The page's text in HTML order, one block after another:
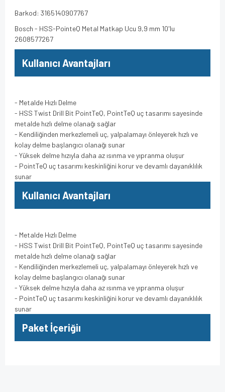
Barkod: 3165140907767
Bosch - HSS-PointeQ Metal Matkap Ucu 9,9 mm 10'lu
2608577267
Kullanıcı Avantajları
- Metalde Hızlı Delme
- HSS Twist Drill Bit PointTeQ, PointTeQ uç tasarımı sayesinde
metalde hızlı delme olanağı sağlar
- Kendiliğinden merkezlemeli uç, yalpalamayı önleyerek hızlı ve
kolay delme başlangıcı olanağı sunar
- Yüksek delme hızıyla daha az ısınma ve yıpranma oluşur
- PointTeQ uç tasarımı keskinliğini korur ve devamlı dayanıklılık
sunar
Kullanıcı Avantajları
- Metalde Hızlı Delme
- HSS Twist Drill Bit PointTeQ, PointTeQ uç tasarımı sayesinde
metalde hızlı delme olanağı sağlar
- Kendiliğinden merkezlemeli uç, yalpalamayı önleyerek hızlı ve
kolay delme başlangıcı olanağı sunar
- Yüksek delme hızıyla daha az ısınma ve yıpranma oluşur
- PointTeQ uç tasarımı keskinliğini korur ve devamlı dayanıklılık
sunar
Paket İçeriğiı